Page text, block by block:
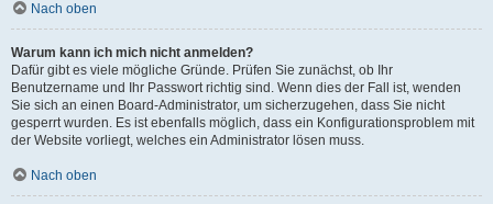
Nach oben
Warum kann ich mich nicht anmelden?
Dafür gibt es viele mögliche Gründe. Prüfen Sie zunächst, ob Ihr
Benutzername und Ihr Passwort richtig sind. Wenn dies der Fall ist, wenden
Sie sich an einen Board-Administrator, um sicherzugehen, dass Sie nicht
gesperrt wurden. Es ist ebenfalls möglich, dass ein Konfigurationsproblem mit
der Website vorliegt, welches ein Administrator lösen muss.
Nach oben